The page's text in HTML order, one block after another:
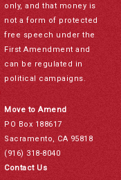
only, and that money is
not a form of protected
free speech under the
First Amendment and
can be regulated in
political campaigns.
Move to Amend
PO Box 188617
Sacramento, CA 95818
(916) 318-8040
Contact Us